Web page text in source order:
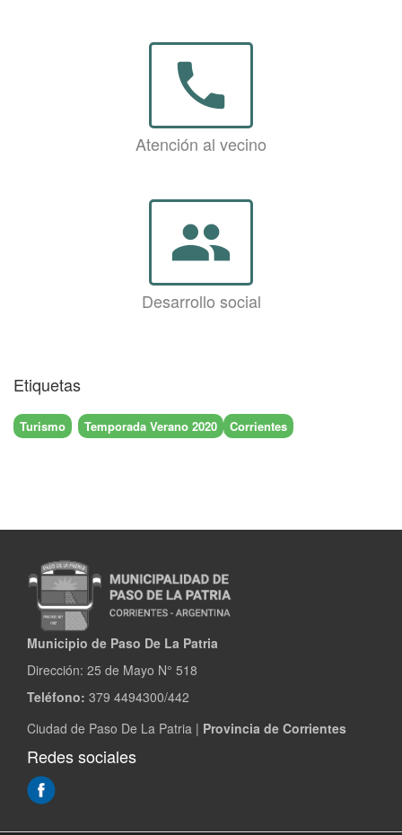
phone
Atención al vecino
group
Desarrollo social
Etiquetas
Turismo Temporada Verano 2020 Corrientes
Municipio de Paso De La Patria
Dirección: 25 de Mayo N° 518
Teléfono: 379 4494300/442
Ciudad de Paso De La Patria | Provincia de Corrientes
Redes sociales